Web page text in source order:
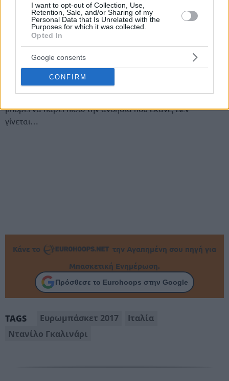
I want to opt-out of Collection, Use,
Retention, Sale, and/or Sharing of my
Personal Data that Is Unrelated with the
Purposes for which it was collected.
Opted In
Google consents
CONFIRM
Tης Eurohoops team/info@eurohoops.net
Ο Ιταλός φόργουορντ
σπάσει το μετακάρπιο του!
Λίγες ώρες μετά το περιστατικό ο νέος παίκτης τωνΚλίπερς
ζήτησε συγγνώμη από τους φιλάθλους της Ιταλίας και τους
συμπαίκτες του με μία ανάρτηση στο facebook, αλλά πως
μπορεί να πάρει πίσω την ανοησία που έκανε; Δεν
γίνεται…
Κάνε το
την Αγαπημένη σου πηγή για
Μπασκετική Ενημέρωση.
Πρόσθεσε το Eurohoops στην Google
TAGS Ευρωμπάσκετ 2017
Ιταλία
Ντανίλο Γκαλινάρι